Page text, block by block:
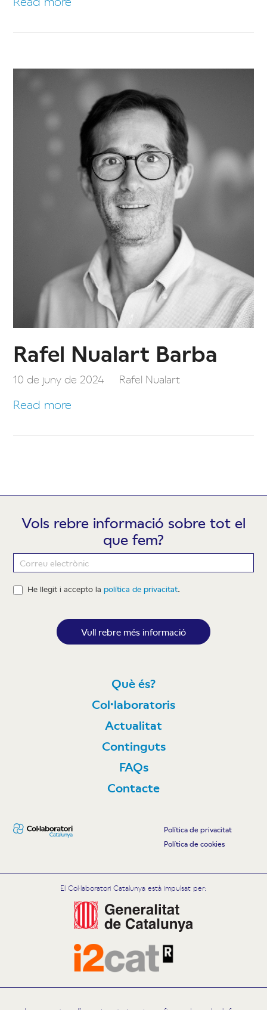
Rafel Nualart Barba
10 de juny de 2024 Rafel Nualart
Read more
Vols rebre informació sobre tot el
que fem?
Newsletter
He llegit i accepto lapolítica de privacitat.
Vull rebre més informació
Què és?
Col·laboratoris
Actualitat
Continguts
FAQs
Contacte
Política de privacitat
Política de cookies
El Col·laboratori Catalunya està impulsat per: